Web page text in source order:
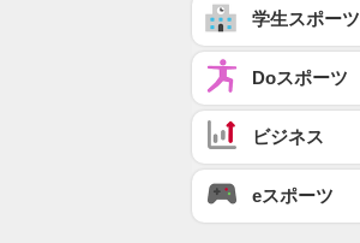
学生スポーツ
Doスポーツ
ビジネス
eスポーツ